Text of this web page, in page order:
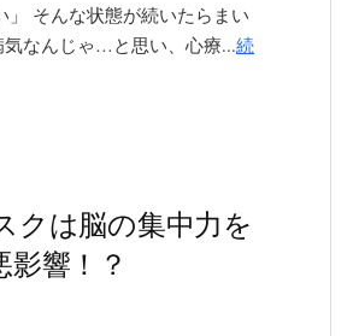
」 そんな状態が続いたらまい
なんじゃ…と思い、心療...続
クは脳の集中力を
響！？